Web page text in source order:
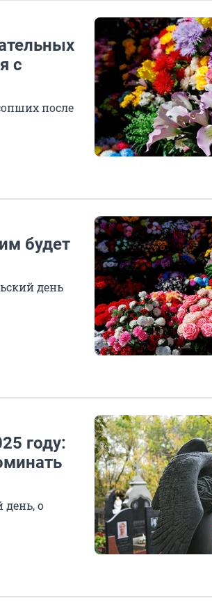
с
после
будет
день
году:
о